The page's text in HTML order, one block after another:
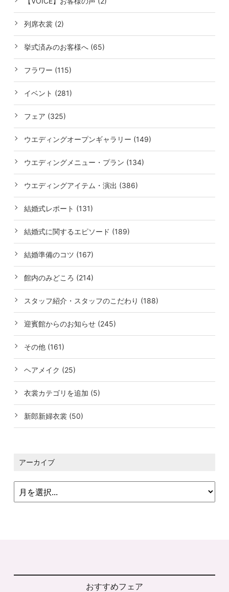
列席衣裳 (2)
挙式済みのお客様へ (65)
フラワー (115)
イベント (281)
フェア (325)
ウエディングオープンギャラリー (149)
ウエディングメニュー・プラン (134)
ウエディングアイテム・演出 (386)
結婚式レポート (131)
結婚式に関するエピソード (189)
結婚準備のコツ (167)
館内のみどころ (214)
スタッフ紹介・スタッフのこだわり (188)
迎賓館からのお知らせ (245)
その他 (161)
ヘアメイク (25)
衣裳カテゴリを追加 (5)
新郎新婦衣裳 (50)
アーカイブ
おすすめフェア